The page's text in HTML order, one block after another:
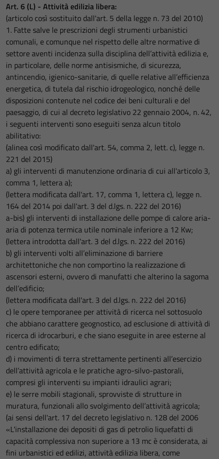
Art. 6 (L) - Attività edilizia libera:
(articolo così sostituito dall'art. 5 della legge n. 73 del 2010)
1. Fatte salve le prescrizioni degli strumenti urbanistici
comunali, e comunque nel rispetto delle altre normative di
settore aventi incidenza sulla disciplina dell’attività edilizia e,
in particolare, delle norme antisismiche, di sicurezza,
antincendio, igienico-sanitarie, di quelle relative all’efficienza
energetica, di tutela dal rischio idrogeologico, nonché delle
disposizioni contenute nel codice dei beni culturali e del
paesaggio, di cui al decreto legislativo 22 gennaio 2004, n. 42,
i seguenti interventi sono eseguiti senza alcun titolo
abilitativo:
(alinea così modificato dall'art. 54, comma 2, lett. c), legge n.
221 del 2015)
a) gli interventi di manutenzione ordinaria di cui all'articolo 3,
comma 1, lettera a);
(lettera modificata dall'art. 17, comma 1, lettera c), legge n.
164 del 2014 poi dall'art. 3 del d.lgs. n. 222 del 2016)
a-bis) gli interventi di installazione delle pompe di calore aria-
aria di potenza termica utile nominale inferiore a 12 Kw;
(lettera introdotta dall'art. 3 del d.lgs. n. 222 del 2016)
b) gli interventi volti all’eliminazione di barriere
architettoniche che non comportino la realizzazione di
ascensori esterni, ovvero di manufatti che alterino la sagoma
dell’edificio;
(lettera modificata dall'art. 3 del d.lgs. n. 222 del 2016)
c) le opere temporanee per attività di ricerca nel sottosuolo
che abbiano carattere geognostico, ad esclusione di attività di
ricerca di idrocarburi, e che siano eseguite in aree esterne al
centro edificato;
d) i movimenti di terra strettamente pertinenti all’esercizio
dell’attività agricola e le pratiche agro-silvo-pastorali,
compresi gli interventi su impianti idraulici agrari;
e) le serre mobili stagionali, sprovviste di strutture in
muratura, funzionali allo svolgimento dell’attività agricola;
(ai sensi dell'art. 17 del decreto legislativo n. 128 del 2006
«L'installazione dei depositi di gas di petrolio liquefatti di
capacità complessiva non superiore a 13 mc è considerata, ai
fini urbanistici ed edilizi, attività edilizia libera, come